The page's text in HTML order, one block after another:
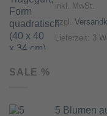
inkl. MwSt.
zzgl.
Lieferzeit: 3
SALE %
5 Blumen